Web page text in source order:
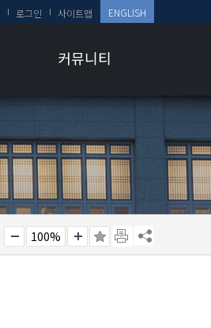
로그인 사이트맵 ENGLISH
커뮤니티
100%